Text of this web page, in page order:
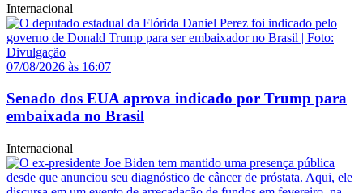
Internacional
07/08/2026 às 16:07
Senado dos EUA aprova indicado por Trump para
embaixada no Brasil
Internacional